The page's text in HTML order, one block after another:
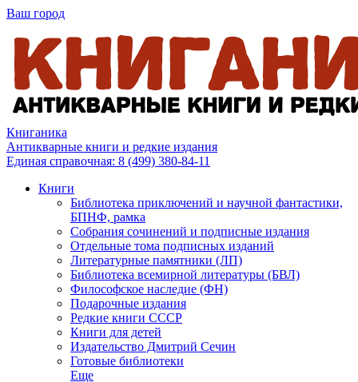
Ваш город
Книганика
Антикварные книги и редкие издания
Единая справочная: 8 (499) 380-84-11
Книги
Библиотека приключений и научной фантастики,
БПНФ, рамка
Собрания сочинений и подписные издания
Отдельные тома подписных изданий
Литературные памятники (ЛП)
Библиотека всемирной литературы (БВЛ)
Философское наследие (ФН)
Подарочные издания
Редкие книги СССР
Книги для детей
Издательство Дмитрий Сечин
Готовые библиотеки
Еще